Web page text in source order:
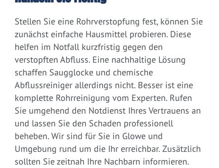
Stellen Sie eine Rohrverstopfung fest, können Sie
zunächst einfache Hausmittel probieren. Diese
helfen im Notfall kurzfristig gegen den
verstopften Abfluss. Eine nachhaltige Lösung
schaffen Saugglocke und chemische
Abflussreiniger allerdings nicht. Besser ist eine
komplette Rohrreinigung vom Experten. Rufen
Sie umgehend den Notdienst Ihres Vertrauens an
und lassen Sie den Schaden professionell
beheben. Wir sind für Sie in Glowe und
Umgebung rund um die Ihr erreichbar. Zusätzlich
sollten Sie zeitnah Ihre Nachbarn informieren.